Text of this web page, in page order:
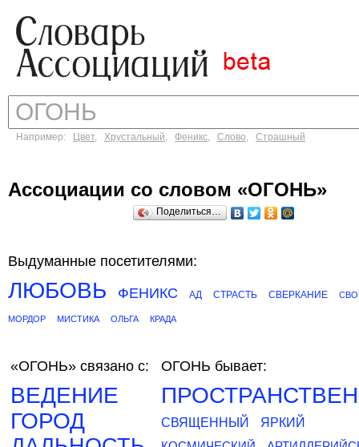
Например: Цвет, Хрустальный, Феникс, Слово, Страшный
Ассоциации со словом «ОГОНЬ»
Поделиться…
Выдуманные посетителями:
ЛЮБОВЬ ФЕНИКС АД СТРАСТЬ СВЕРКАНИЕ
МОРДОР МИСТИКА ОЛЬГА КРАДА
«ОГОНЬ» связано с:
ВЕДЕНИЕ
ГОРОД
ОГОНЬ бывает:
СВЯЩЕННЫЙ
ЯРКИЙ